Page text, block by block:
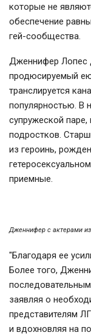
которые не
обеспечение
гей-сообщества.
Дженнифер Лопес
продюсируемый
транслируется
популярностью. В
супружеской
подростков.
из героинь,
приемные.
Дженнифер с актерами
"Благодаря ее
Более того,
заявляя о
представителям
и вдохновляя на